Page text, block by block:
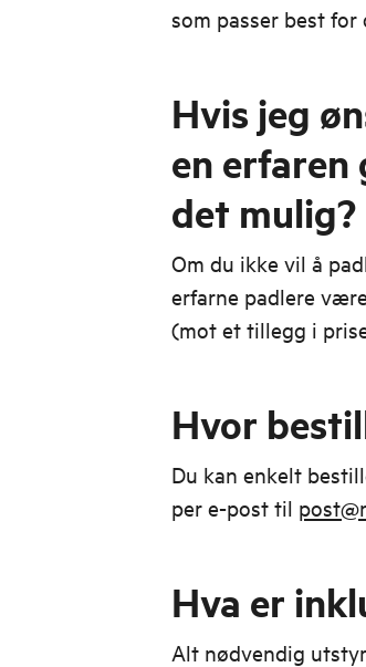
som passer best for
Hvis jeg
en erfaren
det mulig?
Om du ikke vil å
erfarne padlere
(mot et tillegg i
Hvor
Du kan enkelt
per e-post til
Hva er
Alt nødvendig